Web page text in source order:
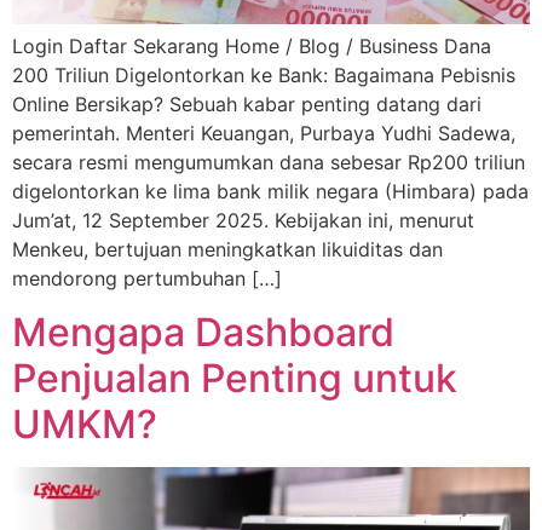
Login Daftar Sekarang Home / Blog / Business Dana
200 Triliun Digelontorkan ke Bank: Bagaimana Pebisnis
Online Bersikap? Sebuah kabar penting datang dari
pemerintah. Menteri Keuangan, Purbaya Yudhi Sadewa,
secara resmi mengumumkan dana sebesar Rp200 triliun
digelontorkan ke lima bank milik negara (Himbara) pada
Jum’at, 12 September 2025. Kebijakan ini, menurut
Menkeu, bertujuan meningkatkan likuiditas dan
mendorong pertumbuhan […]
Mengapa Dashboard
Penjualan Penting untuk
UMKM?